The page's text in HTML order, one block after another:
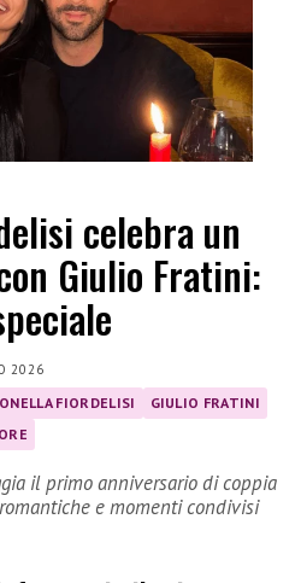
celebra un
Giulio Fratini:
2026
FIORDELISI
GIULIO FRATINI
il primo anniversario di coppia
e momenti condivisi